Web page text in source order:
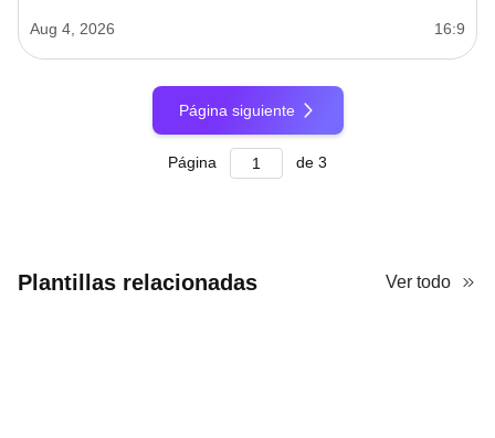
Aug 4, 2026 16:9
Página siguiente
Página de 3
Plantillas relacionadas Ver todo